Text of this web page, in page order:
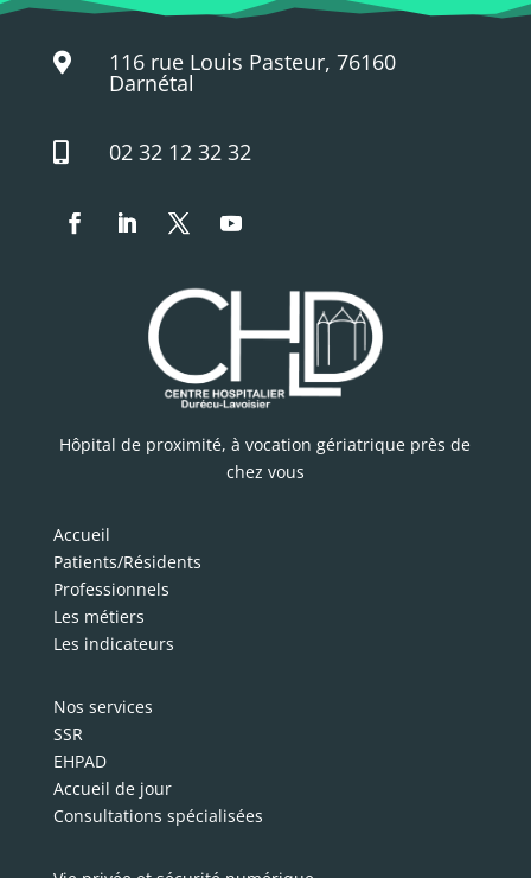
 116 rue Louis Pasteur, 76160
Darnétal
 02 32 12 32 32
Hôpital de proximité, à vocation gériatrique près de
chez vous
Accueil
Patients/Résidents
Professionnels
Les métiers
Les indicateurs
Nos services
SSR
EHPAD
Accueil de jour
Consultations spécialisées